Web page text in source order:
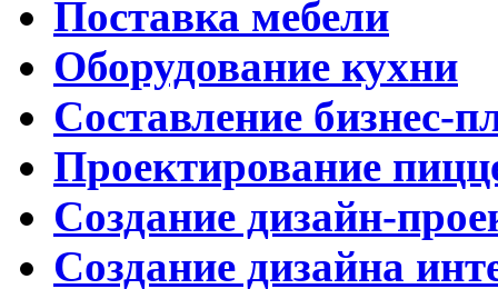
Поставка мебели
Оборудование кухни
Составление бизнес-
Проектирование
Создание дизайн-
Создание дизайна